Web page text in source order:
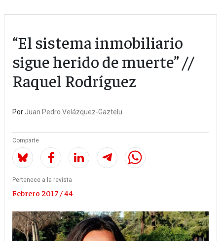
“El sistema inmobiliario
sigue herido de muerte” //
Raquel Rodríguez
Por Juan Pedro Velázquez-Gaztelu
Comparte
Pertenece a la revista
Febrero 2017 / 44